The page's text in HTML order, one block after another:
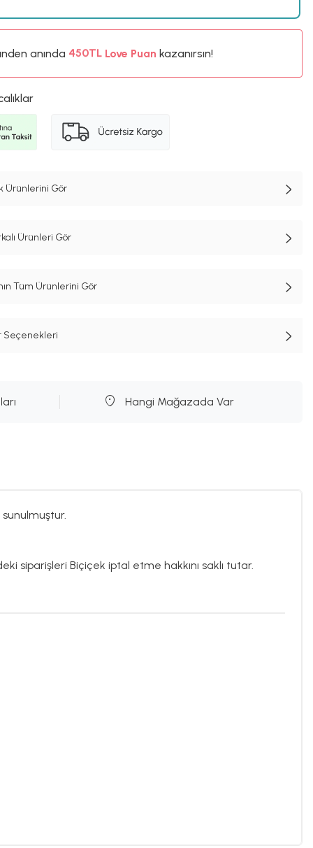
anında %5
%5
Love Puankazanırsın!
Ürünlerini Gör
Ürünleri Gör
Tüm Ürünlerini Gör
Seçenekleri
Hangi Mağazada Var
siparişleri Biçiçek iptal etme hakkını saklı tutar.